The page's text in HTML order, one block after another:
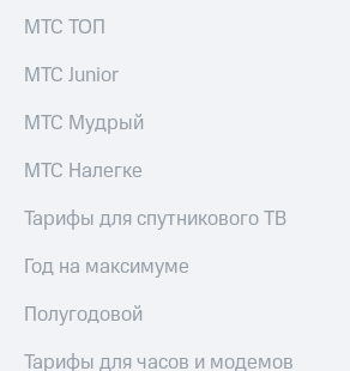
Уведомление
погашении
облигаций
Реквизиты
Контакты
развитие
На главную
МТС ТОП
МТС Junior
МТС Мудрый
МТС Налегке
Тарифы для спутникового ТВ
Год на максимуме
Полугодовой
Тарифы для часов и модемов